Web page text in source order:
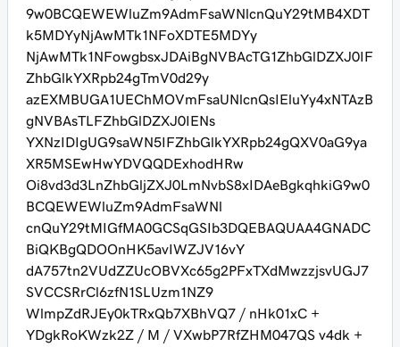
9w0BCQEWEWluZm9AdmFsaWNlcnQuY29tMB4XDT
k5MDYyNjAwMTk1NFoXDTE5MDYy
NjAwMTk1NFowgbsxJDAiBgNVBAcTG1ZhbGlDZXJ0IF
ZhbGlkYXRpb24gTmV0d29y
azEXMBUGA1UEChMOVmFsaUNlcnQsIEluYy4xNTAzB
gNVBAsTLFZhbGlDZXJ0IENs
YXNzIDIgUG9saWN5IFZhbGlkYXRpb24gQXV0aG9ya
XR5MSEwHwYDVQQDExhodHRw
Oi8vd3d3LnZhbGljZXJ0LmNvbS8xIDAeBgkqhkiG9w0
BCQEWEWluZm9AdmFsaWNl
cnQuY29tMIGfMA0GCSqGSIb3DQEBAQUAA4GNADC
BiQKBgQDOOnHK5avIWZJV16vY
dA757tn2VUdZZUcOBVXc65g2PFxTXdMwzzjsvUGJ7
SVCCSRrCl6zfN1SLUzm1NZ9
WlmpZdRJEy0kTRxQb7XBhVQ7 / nHk01xC +
YDgkRoKWzk2Z / M / VXwbP7RfZHM047QS v4dk +